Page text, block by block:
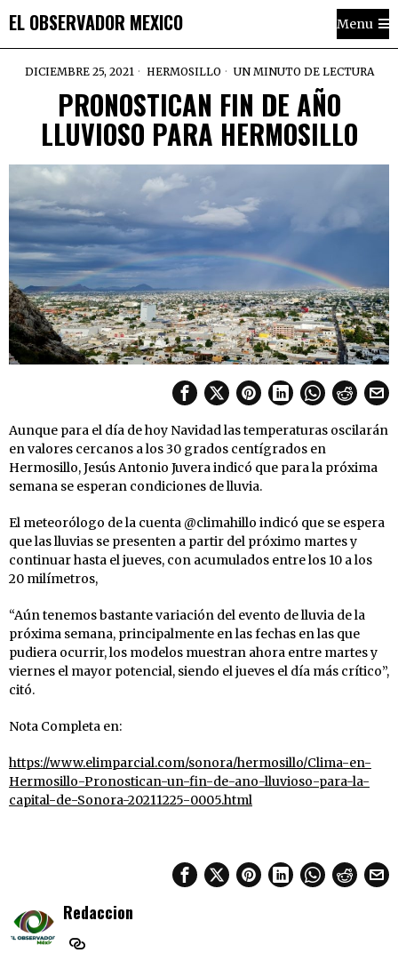
EL OBSERVADOR MEXICO Menu
DICIEMBRE 25, 2021 HERMOSILLO UN MINUTO DE LECTURA
PRONOSTICAN FIN DE AÑO
LLUVIOSO PARA HERMOSILLO
Aunque para el día de hoy Navidad las temperaturas oscilarán
en valores cercanos a los 30 grados centígrados en
Hermosillo, Jesús Antonio Juvera indicó que para la próxima
semana se esperan condiciones de lluvia.
El meteorólogo de la cuenta @climahillo indicó que se espera
que las lluvias se presenten a partir del próximo martes y
continuar hasta el jueves, con acumulados entre los 10 a los
20 milímetros,
“Aún tenemos bastante variación del evento de lluvia de la
próxima semana, principalmente en las fechas en las que
pudiera ocurrir, los modelos muestran ahora entre martes y
viernes el mayor potencial, siendo el jueves el día más crítico”,
citó.
Nota Completa en:
https://www.elimparcial.com/sonora/hermosillo/Clima-en-
Hermosillo-Pronostican-un-fin-de-ano-lluvioso-para-la-
capital-de-Sonora-20211225-0005.html
Redaccion